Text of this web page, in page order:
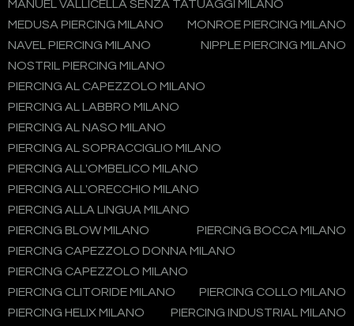
MANUEL VALLICELLA SENZA TATUAGGI MILANO
MEDUSA PIERCING MILANO
MONROE PIERCING MILANO
NAVEL PIERCING MILANO
NIPPLE PIERCING MILANO
NOSTRIL PIERCING MILANO
PIERCING AL CAPEZZOLO MILANO
PIERCING AL LABBRO MILANO
PIERCING AL NASO MILANO
PIERCING AL SOPRACCIGLIO MILANO
PIERCING ALL'OMBELICO MILANO
PIERCING ALL'ORECCHIO MILANO
PIERCING ALLA LINGUA MILANO
PIERCING BLOW MILANO
PIERCING BOCCA MILANO
PIERCING CAPEZZOLO DONNA MILANO
PIERCING CAPEZZOLO MILANO
PIERCING CLITORIDE MILANO
PIERCING COLLO MILANO
PIERCING HELIX MILANO
PIERCING INDUSTRIAL MILANO